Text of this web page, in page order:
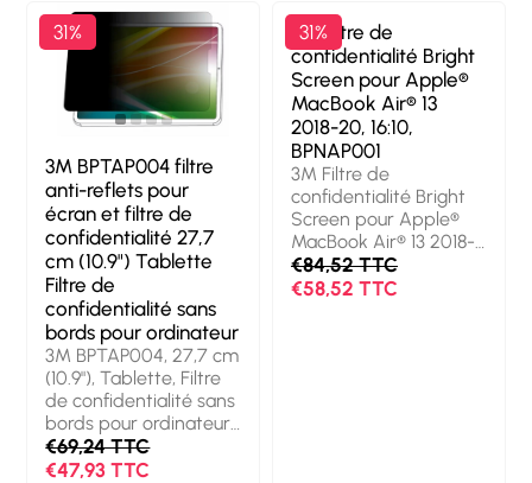
31%
3M BPTAP004 filtre
anti-reflets pour
écran et filtre de
confidentialité 27,7
cm (10.9") Tablette
Filtre de
confidentialité sans
bords pour ordinateur
3M BPTAP004, 27,7 cm
(10.9"), Tablette, Filtre
de confidentialité sans
bords pour ordinateur,
Anti-reflet
€69,24 TTC
€47,93 TTC
31%
3M Filtre de
confidentialité Bright
Screen pour Apple®
MacBook Air® 13
2018-20, 16:10,
BPNAP001
3M Filtre de
confidentialité Bright
Screen pour Apple®
MacBook Air® 13 2018-
20, 16:10, BPNAP001.
Taille maximale de
€84,52 TTC
€58,52 TTC